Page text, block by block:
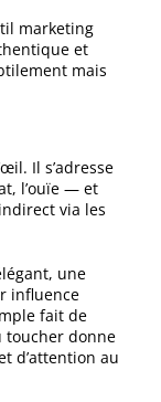
marketing
et
mais
Il s’adresse
l’ouïe — et
via les
une
influence
fait de
toucher donne
d’attention au